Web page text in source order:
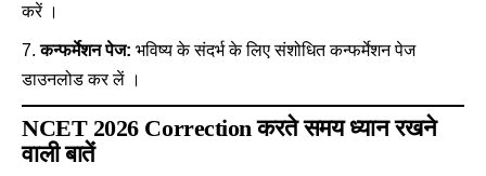
करें ।
कन्फर्मेशन पेज: भविष्य के संदर्भ के लिए संशोधित कन्फर्मेशन पेज
डाउनलोड कर लें ।
NCET 2026 Correction करते समय ध्यान रखने
वाली बातें